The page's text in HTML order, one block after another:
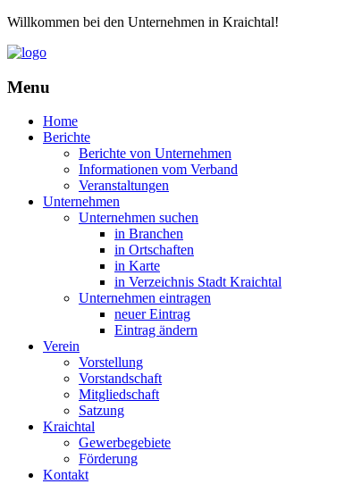
Willkommen bei den Unternehmen in Kraichtal!
Menu
Home
Berichte
Berichte von Unternehmen
Informationen vom Verband
Veranstaltungen
Unternehmen
Unternehmen suchen
in Branchen
in Ortschaften
in Karte
in Verzeichnis Stadt Kraichtal
Unternehmen eintragen
neuer Eintrag
Eintrag ändern
Verein
Vorstellung
Vorstandschaft
Mitgliedschaft
Satzung
Kraichtal
Gewerbegebiete
Förderung
Kontakt